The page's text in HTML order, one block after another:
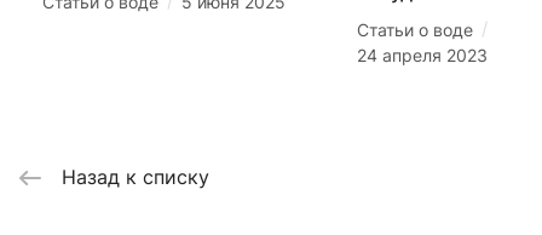
Статьи о воде /
24 апреля 2023
Назад к списку